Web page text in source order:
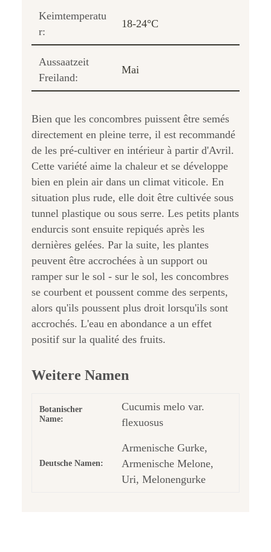
Keimtemperatu
r:
18-24°C
Aussaatzeit
Freiland:
Mai
Bien que les concombres puissent être semés
directement en pleine terre, il est recommandé
de les pré-cultiver en intérieur à partir d'Avril.
Cette variété aime la chaleur et se développe
bien en plein air dans un climat viticole. En
situation plus rude, elle doit être cultivée sous
tunnel plastique ou sous serre. Les petits plants
endurcis sont ensuite repiqués après les
dernières gelées. Par la suite, les plantes
peuvent être accrochées à un support ou
ramper sur le sol - sur le sol, les concombres
se courbent et poussent comme des serpents,
alors qu'ils poussent plus droit lorsqu'ils sont
accrochés. L'eau en abondance a un effet
positif sur la qualité des fruits.
Weitere Namen
Botanischer
Name:
Cucumis melo var.
flexuosus
Deutsche Namen:
Armenische Gurke,
Armenische Melone,
Uri, Melonengurke